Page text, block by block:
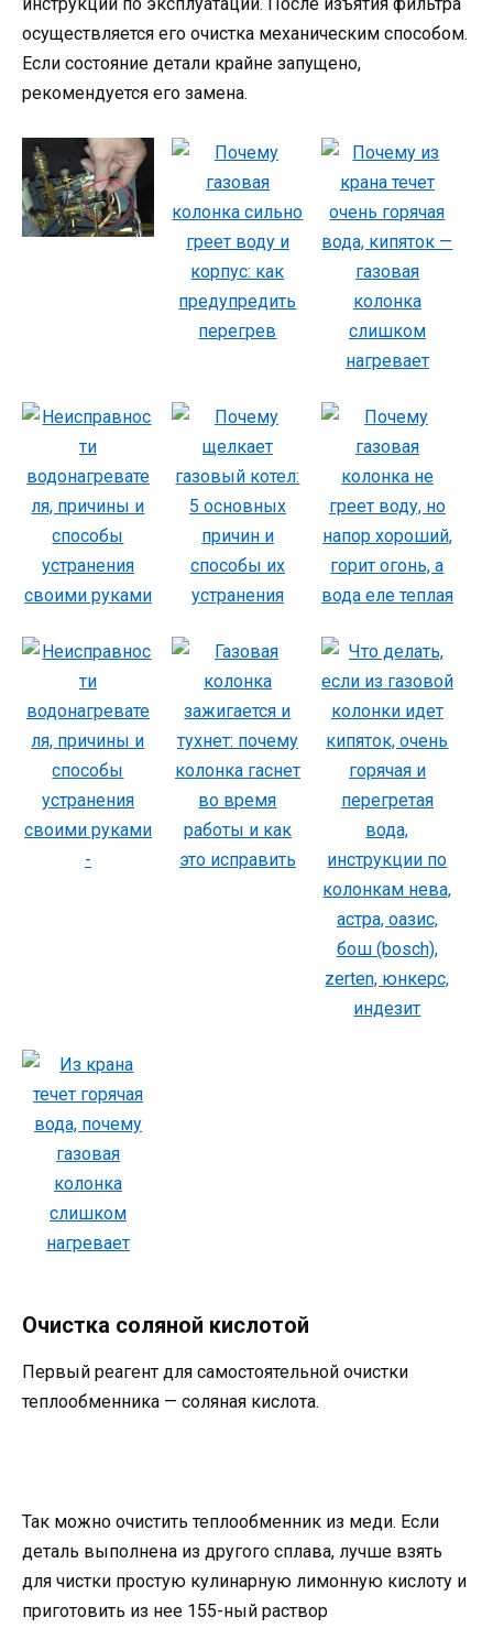
осуществляется его очистка механическим способом.
Если состояние детали крайне запущено,
рекомендуется его замена.
Очистка соляной кислотой
Первый реагент для самостоятельной очистки
теплообменника — соляная кислота.
Так можно очистить теплообменник из меди. Если
деталь выполнена из другого сплава, лучше взять
для чистки простую кулинарную лимонную кислоту и
приготовить из нее 155-ный раствор